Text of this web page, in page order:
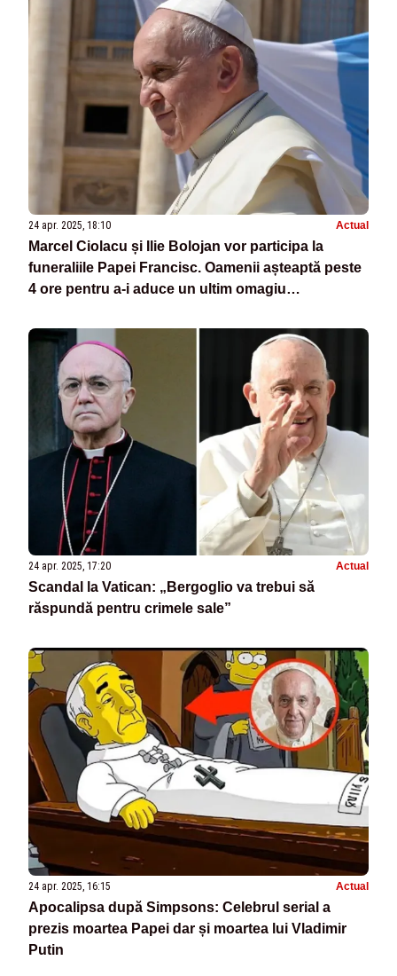
24 apr. 2025, 18:10 Actual
Marcel Ciolacu și Ilie Bolojan vor participa la
funeraliile Papei Francisc. Oamenii așteaptă peste
4 ore pentru a-i aduce un ultim omagiu
24 apr. 2025, 17:20 Actual
Scandal la Vatican: „Bergoglio va trebui să
răspundă pentru crimele sale”
24 apr. 2025, 16:15 Actual
Apocalipsa după Simpsons: Celebrul serial a
prezis moartea Papei dar și moartea lui Vladimir
Putin